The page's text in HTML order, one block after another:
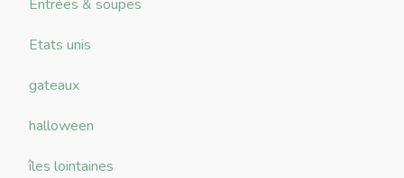
Entrées & soupes
Etats unis
gateaux
halloween
îles lointaines